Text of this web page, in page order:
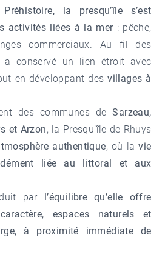
la presqu’île s’est
activités liées à la mer : pêche,
commerciaux. Au fil des
a conservé un lien étroit avec
en développant des villages à
des communes deSarzeau,
et Arzon, la Presqu’île de Rhuys
authentique, où lavie
liée au littoral et aux
par l’équilibre qu’elle offre
espaces naturels et
à proximité immédiate de